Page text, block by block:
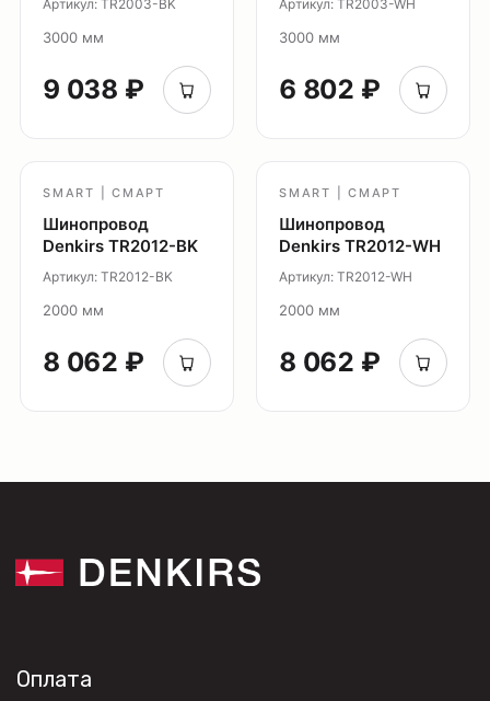
Артикул: TR2003-BK
3000 мм
9 038 ₽
Артикул: TR2003-WH
3000 мм
6 802 ₽
SMART | СМАРТ
Шинопровод
Denkirs TR2012-BK
Артикул: TR2012-BK
2000 мм
8 062 ₽
SMART | СМАРТ
Шинопровод
Denkirs TR2012-WH
Артикул: TR2012-WH
2000 мм
8 062 ₽
Подсветка ступеней
Управление освещением
Уличное освещение
Демооборудование
Партнерам
Главная
Система Solid
Система Smart
Система Belty
Светильники Orbit
Светильники Flex